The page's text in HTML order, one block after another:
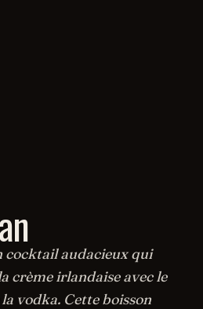
cocktail audacieux qui
crème irlandaise avec le
vodka. Cette boisson